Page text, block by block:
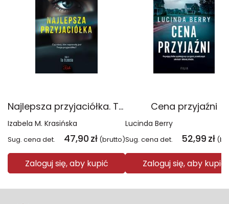
Najlepsza przyjaciółka. Ta trzecia. Tom 1
Izabela M. Krasińska
Sug. cena det. 47,90 zł (brutto)
Zaloguj się, aby kupić
Cena przyjaźni
Lucinda Berry
Sug. cena det. 52,99 zł
Zaloguj się, aby kupić